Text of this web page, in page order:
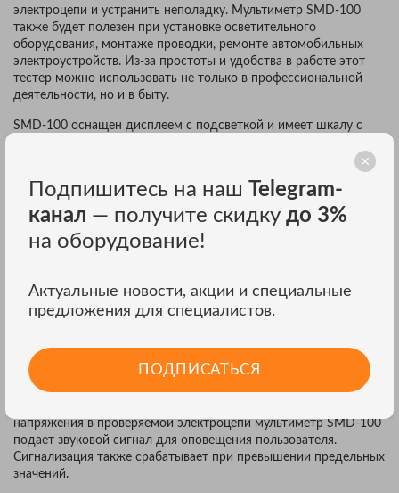
электроцепи и устранить неполадку. Мультиметр SMD-100
также будет полезен при установке осветительного
оборудования, монтаже проводки, ремонте автомобильных
электроустройств. Из-за простоты и удобства в работе этот
тестер можно использовать не только в профессиональной
деятельности, но и в быту.
SMD-100 оснащен дисплеем с подсветкой и имеет шкалу с
мультиметра используется крупный шрифт, что также облегчит
считывание информации.
Во время измерений SMD-100 определяет минимальные и
дисплее тестера, для этого необходимо нажать на кнопку
HOLD. Перед работой аппарат автоматически устанавливает
Настройка и управление аппаратом осуществляются при
помощи двух кнопок, размещенных под дисплеем. С их
помощью вы сможете изменять режим работы, диапазон,
напряжения в проверяемой электроцепи мультиметр SMD-100
подает звуковой сигнал для оповещения пользователя.
Сигнализация также срабатывает при превышении предельных
значений.
Подпишитесь на наш Telegram-
канал — получите скидку до 3%
на оборудование!
Актуальные новости, акции и специальные
предложения для специалистов.
ПОДПИСАТЬСЯ